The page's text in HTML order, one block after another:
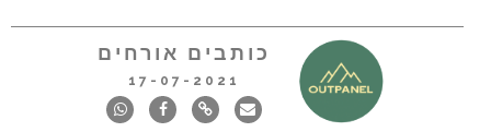
כותבים אורחים
17-07-2021